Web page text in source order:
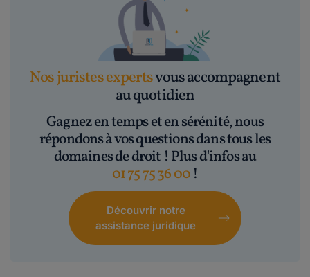
Nos juristes expertsvous accompagnent
au quotidien
Gagnez en temps et en sérénité, nous
répondons à vos questions dans tous les
domaines de droit ! Plus d'infos au
01 75 75 36 00 !
Découvrir notre
assistance juridique